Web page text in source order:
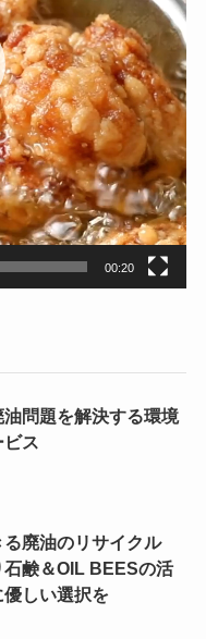
00:20
問題を解決する環境
ス
廃油のリサイクル
石鹸＆OIL BEESの活
優しい選択を